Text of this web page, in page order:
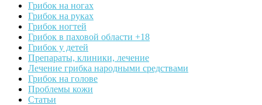
Грибок на ногах
Грибок на руках
Грибок ногтей
Грибок в паховой области +18
Грибок у детей
Препараты, клиники, лечение
Лечение грибка народными средствами
Грибок на голове
Проблемы кожи
Статьи